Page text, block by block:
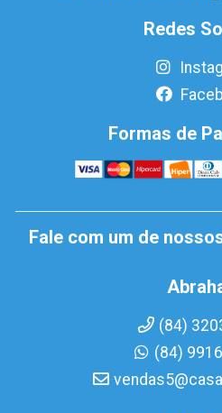
Redes
Formas de
Fale com um de
(84)
(84)